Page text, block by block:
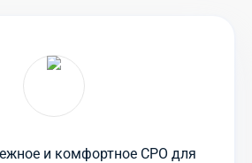
и комфортное СРО для